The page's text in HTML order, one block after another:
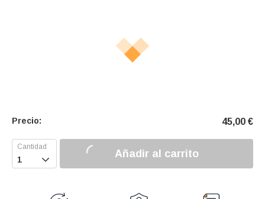
Precio: 45,00 €
 Añadir al carrito